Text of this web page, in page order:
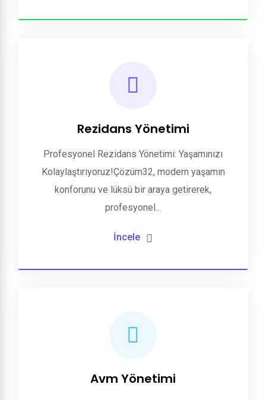
Rezidans Yönetimi
Profesyonel Rezidans Yönetimi: Yaşamınızı
Kolaylaştırıyoruz!Çözüm32, modern yaşamın
konforunu ve lüksü bir araya getirerek,
profesyonel...
İncele
Avm Yönetimi